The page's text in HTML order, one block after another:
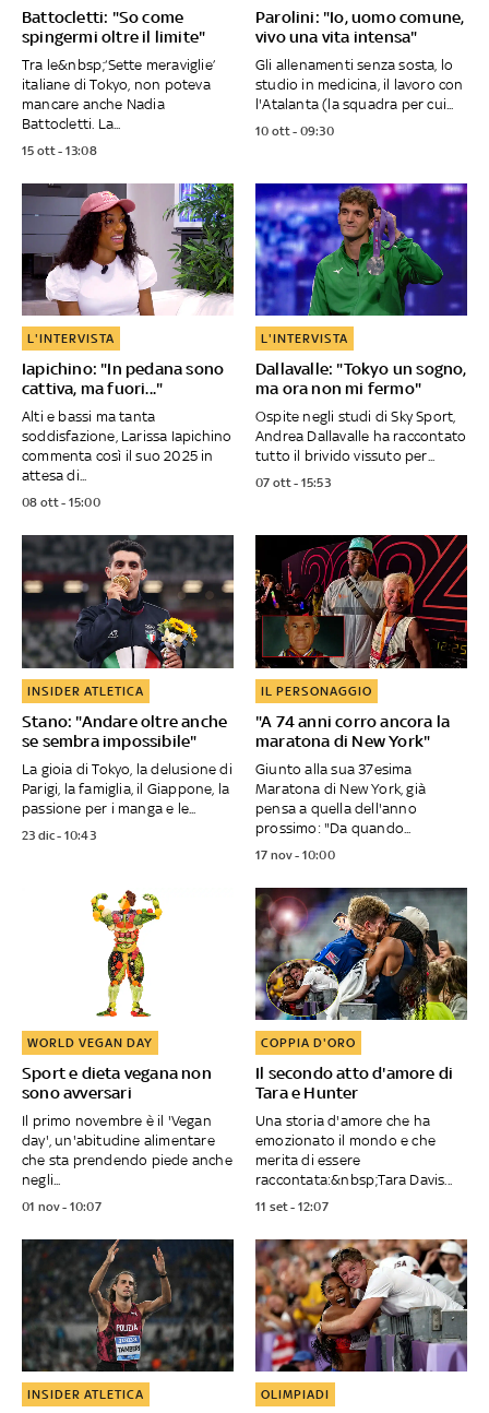
Battocletti: "So come
spingermi oltre il limite"
Tra le&nbsp;‘Sette meraviglie’
italiane di Tokyo, non poteva
mancare anche Nadia
Battocletti. La...
15 ott - 13:08
Parolini: "Io, uomo comune,
vivo una vita intensa"
Gli allenamenti senza sosta, lo
studio in medicina, il lavoro con
l'Atalanta (la squadra per cui...
10 ott - 09:30
Iapichino: "In pedana sono
cattiva, ma fuori..."
L'INTERVISTA
Alti e bassi ma tanta
soddisfazione, Larissa Iapichino
commenta così il suo 2025 in
attesa di...
08 ott - 15:00
Dallavalle: "Tokyo un sogno,
ma ora non mi fermo"
L'INTERVISTA
Ospite negli studi di Sky Sport,
Andrea Dallavalle ha raccontato
tutto il brivido vissuto per...
07 ott - 15:53
Stano: "Andare oltre anche
se sembra impossibile"
INSIDER ATLETICA
La gioia di Tokyo, la delusione di
Parigi, la famiglia, il Giappone, la
passione per i manga e le...
23 dic - 10:43
"A 74 anni corro ancora la
maratona di New York"
IL PERSONAGGIO
Giunto alla sua 37esima
Maratona di New York, già
pensa a quella dell'anno
prossimo: "Da quando...
17 nov - 10:00
Sport e dieta vegana non
sono avversari
WORLD VEGAN DAY
Il primo novembre è il 'Vegan
day', un'abitudine alimentare
che sta prendendo piede anche
negli...
01 nov - 10:07
Il secondo atto d'amore di
Tara e Hunter
COPPIA D'ORO
Una storia d'amore che ha
emozionato il mondo e che
merita di essere
raccontata:&nbsp;Tara Davis...
11 set - 12:07
INSIDER ATLETICA OLIMPIADI